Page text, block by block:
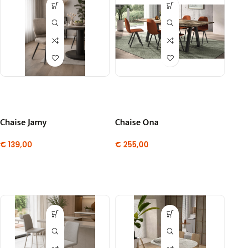
Chaise Jamy
€139,00
Chaise Ona
€ 255,00